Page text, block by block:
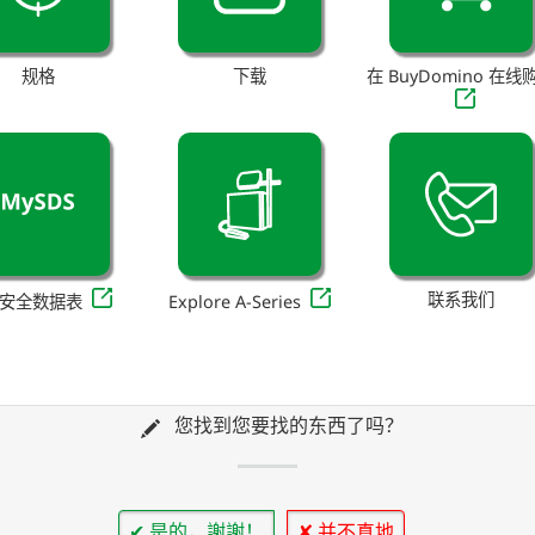
规格 下载 在 BuyDomino 在线
全数据表 Explore A-Series 联系我们
您找到您要找的东西了吗？